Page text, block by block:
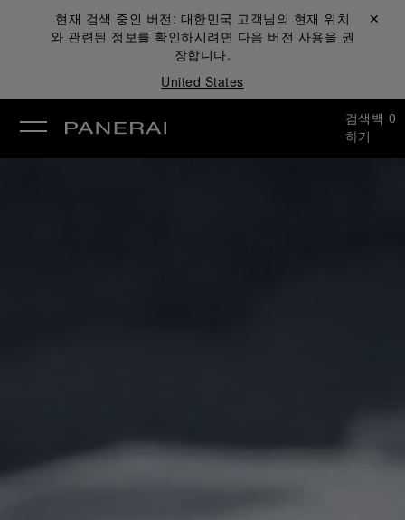
현재 검색 중인 버전: 대한민국 고객님의 현재 위치
와 관련된 정보를 확인하시려면 다음 버전 사용을 권
장합니다.
United States
닫기 ✕
검색
하기
백 0